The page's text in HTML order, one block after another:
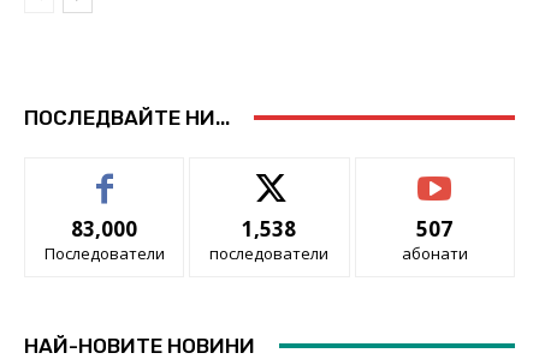
ПОСЛЕДВАЙТЕ НИ...
83,000
Последователи
1,538
последователи
507
абонати
НАЙ-НОВИТЕ НОВИНИ